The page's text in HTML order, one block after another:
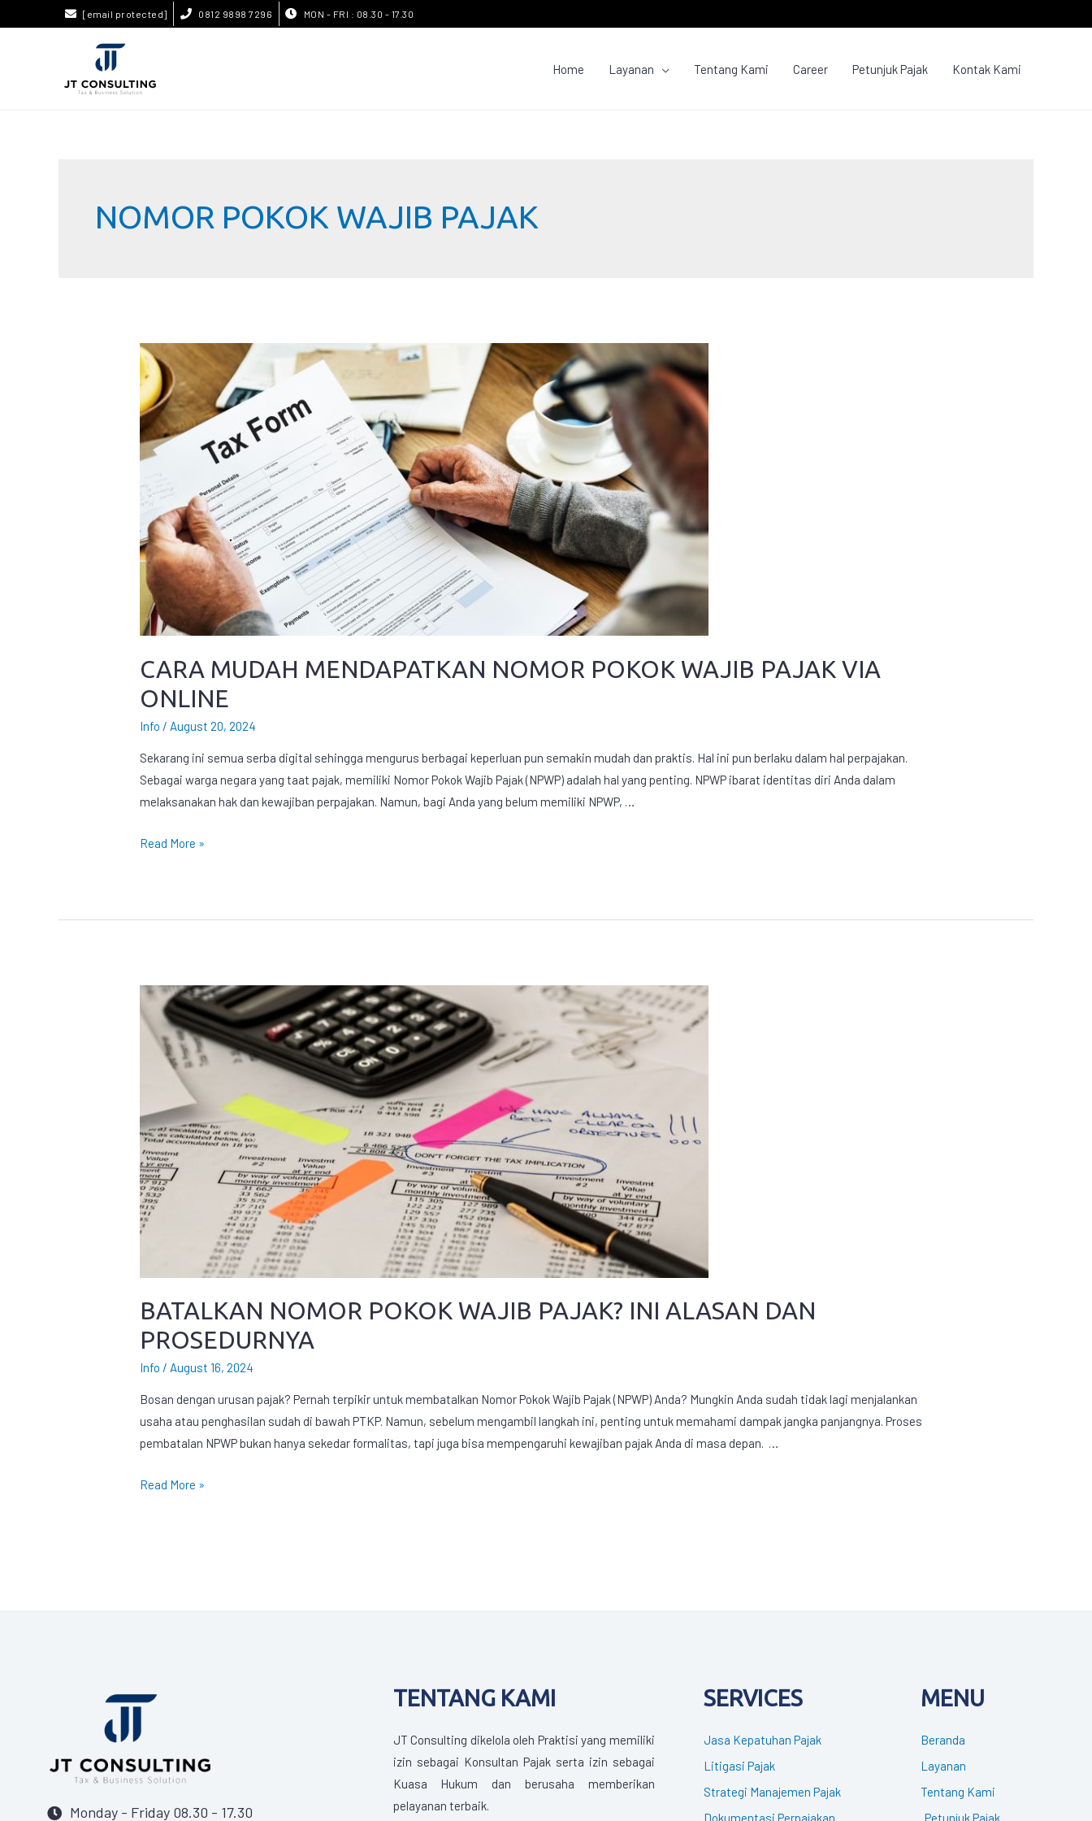
[email protected] 0812 9898 7296 MON - FRI : 08.30 - 17.30
Home Layanan Tentang Kami Career Petunjuk Pajak Kontak Kami
NOMOR POKOK WAJIB PAJAK
CARA MUDAH MENDAPATKAN NOMOR POKOK WAJIB PAJAK VIA
ONLINE
Info / August 20, 2024
Sekarang ini semua serba digital sehingga mengurus berbagai keperluan pun semakin mudah dan praktis. Hal ini pun berlaku dalam hal perpajakan.
Sebagai warga negara yang taat pajak, memiliki Nomor Pokok Wajib Pajak (NPWP) adalah hal yang penting. NPWP ibarat identitas diri Anda dalam
melaksanakan hak dan kewajiban perpajakan. Namun, bagi Anda yang belum memiliki NPWP, …
Read More »
BATALKAN NOMOR POKOK WAJIB PAJAK? INI ALASAN DAN
PROSEDURNYA
Info / August 16, 2024
Bosan dengan urusan pajak? Pernah terpikir untuk membatalkan Nomor Pokok Wajib Pajak (NPWP) Anda? Mungkin Anda sudah tidak lagi menjalankan
usaha atau penghasilan sudah di bawah PTKP. Namun, sebelum mengambil langkah ini, penting untuk memahami dampak jangka panjangnya. Proses
pembatalan NPWP bukan hanya sekedar formalitas, tapi juga bisa mempengaruhi kewajiban pajak Anda di masa depan. …
Read More »
Monday - Friday 08.30 - 17.30
TENTANG KAMI
JT Consulting dikelola oleh Praktisi yang memiliki
izin sebagai Konsultan Pajak serta izin sebagai
Kuasa Hukum dan berusaha memberikan
pelayanan terbaik.
SERVICES
Jasa Kepatuhan Pajak
Litigasi Pajak
Strategi Manajemen Pajak
Dokumentasi Perpajakan
MENU
Beranda
Layanan
Tentang Kami
Petunjuk Pajak